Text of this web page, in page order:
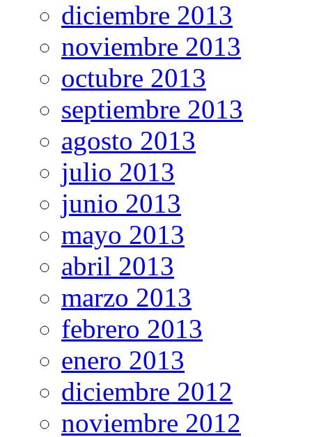
diciembre 2013
noviembre 2013
octubre 2013
septiembre 2013
agosto 2013
julio 2013
junio 2013
mayo 2013
abril 2013
marzo 2013
febrero 2013
enero 2013
diciembre 2012
noviembre 2012